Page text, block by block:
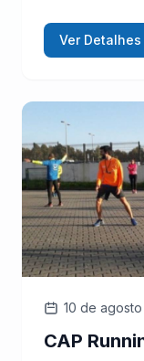
Ver Detalhes
10 de
CAP